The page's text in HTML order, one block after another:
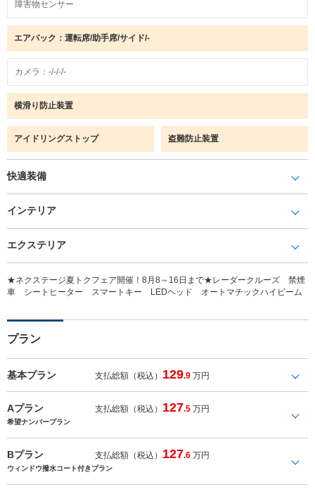
障害物センサー
エアバック：運転席/助手席/サイド/-
カメラ：-/-/-/-
横滑り防止装置
アイドリングストップ 盗難防止装置
快適装備
インテリア
エクステリア
★ネクステージ夏トクフェア開催！8月8～16日まで★レーダークルーズ 禁煙
車 シートヒーター スマートキー LEDヘッド オートマチックハイビーム
プラン
基本プラン 支払総額（税込） 129.9 万円
Aプラン 支払総額（税込） 127.5 万円
希望ナンバープラン
Bプラン 支払総額（税込） 127.6 万円
ウィンドウ撥水コート付きプラン